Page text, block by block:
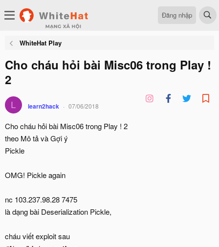
Đăng nhập
WhiteHat Play
Cho cháu hỏi bài Misc06 trong Play !
2
L learn2hack 07/06/2018
Cho cháu hỏi bài Misc06 trong Play ! 2
theo Mô tả và Gợi ý
Pickle
OMG! Pickle again
nc 103.237.98.28 7475
là dạng bài Deserialization Pickle,
cháu viết exploit sau